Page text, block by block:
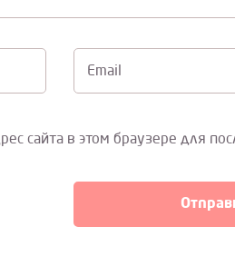
Email
сайта в этом браузере для